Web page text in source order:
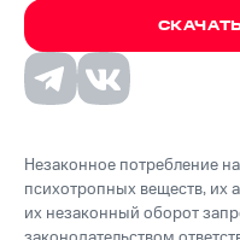
Незаконное потребление
психотропных веществ, их
их незаконный оборот